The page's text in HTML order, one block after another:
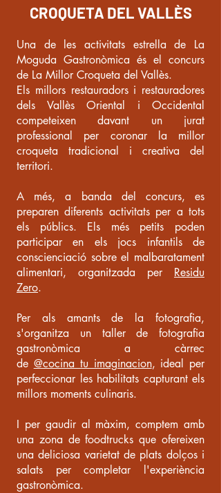
CROQUETA DEL VALLÈS
Una de les activitats estrella de La
Moguda Gastronòmica és el concurs
de La Millor Croqueta del Vallès.
Els millors restauradors i restauradores
dels Vallès Oriental i Occidental
competeixen davant un jurat
professional per coronar la millor
croqueta tradicional i creativa del
territori.
A més, a banda del concurs, es
preparen diferents activitats per a tots
els públics. Els més petits poden
participar en els jocs infantils de
conscienciació sobre el malbaratament
alimentari, organitzada per Residu
Zero.
Per als amants de la fotografia,
s'organitza un taller de fotografia
gastronòmica a càrrec
de @cocina_tu_imaginacion, ideal per
perfeccionar les habilitats capturant els
millors moments culinaris.
I per gaudir al màxim, comptem amb
una zona de foodtrucks que ofereixen
una deliciosa varietat de plats dolços i
salats per completar l'experiència
gastronòmica.